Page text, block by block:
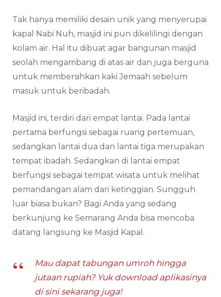
Tak hanya memiliki desain unik yang menyerupai
kapal Nabi Nuh, masjid ini pun dikelilingi dengan
kolam air. Hal itu dibuat agar bangunan masjid
seolah mengambang di atas air dan juga berguna
untuk membersihkan kaki Jemaah sebelum
masuk untuk beribadah.
Masjid ini, terdiri dari empat lantai. Pada lantai
pertama berfungsi sebagai ruang pertemuan,
sedangkan lantai dua dan lantai tiga merupakan
tempat ibadah. Sedangkan di lantai empat
berfungsi sebagai tempat wisata untuk melihat
pemandangan alam dari ketinggian. Sungguh
luar biasa bukan? Bagi Anda yang sedang
berkunjung ke Semarang Anda bisa mencoba
datang langsung ke Masjid Kapal.
Mau dapat tabungan umroh hingga
jutaan rupiah? Yuk download aplikasinya
di sini sekarang juga!